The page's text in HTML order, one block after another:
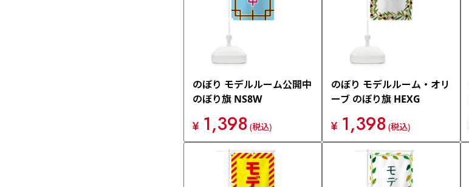
のぼり モデルルーム公開中
のぼり旗 NS8W
¥ 1,398 (税込)
のぼり モデルルーム・オリ
ーブ のぼり旗 HEXG
¥ 1,398 (税込)